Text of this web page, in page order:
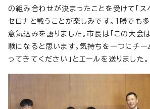
の組み合わせが決まったことを受けて「
セロナと戦うことが楽しみです。1勝でも
意気込みを語りました。市長は「この大会
験になると思います。気持ちを一つにチ
ってきてください」とエールを送りました。